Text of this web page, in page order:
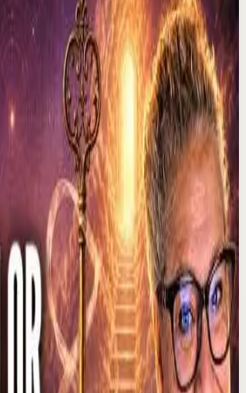
6 ago
ME GUSTA a este video y sigue mi
te pierdas ninguno de mis estrenos. Si
activar la c...
Media
hambre no come... | Alex Pro
con César Lozano
controlar las emociones puede ser tan
tener una buena idea. Alex Pro revela
al negociar s...